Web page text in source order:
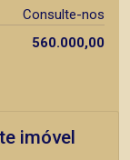
Consulte-nos
560.000,00
imóvel